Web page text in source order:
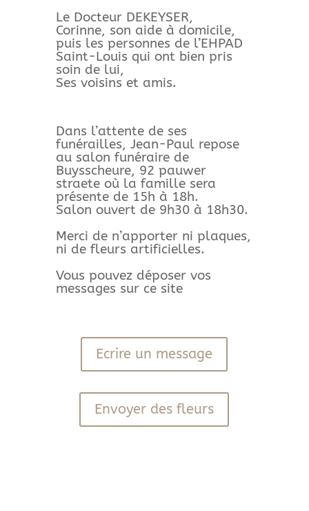
Le Docteur DEKEYSER,
Corinne, son aide à domicile,
puis les personnes de l’EHPAD
Saint-Louis qui ont bien pris
soin de lui,
Ses voisins et amis.
Dans l’attente de ses
funérailles, Jean-Paul repose
au salon funéraire de
Buysscheure, 92 pauwer
straete où la famille sera
présente de 15h à 18h.
Salon ouvert de 9h30 à 18h30.
Merci de n’apporter ni plaques,
ni de fleurs artificielles.
Vous pouvez déposer vos
messages sur ce site
Ecrire un message
Envoyer des fleurs